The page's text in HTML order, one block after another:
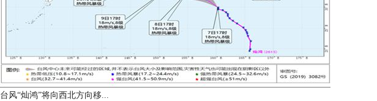
台风“灿鸿”将向西北方向移...